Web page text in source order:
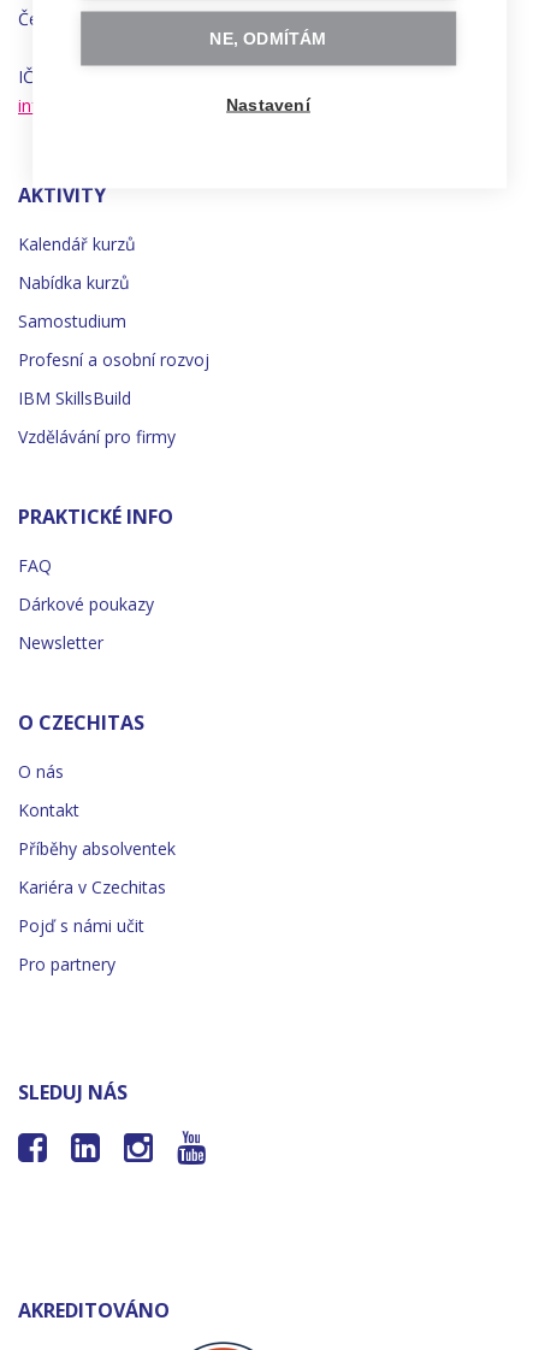
Česká republika
IČO 22834958 | DIČ CZ22834958
info@czechitas.cz
AKTIVITY
Kalendář kurzů
Nabídka kurzů
Samostudium
Profesní a osobní rozvoj
IBM SkillsBuild
Vzdělávání pro firmy
PRAKTICKÉ INFO
FAQ
Dárkové poukazy
Newsletter
O CZECHITAS
O nás
Kontakt
Příběhy absolventek
Kariéra v Czechitas
Pojď s námi učit
Pro partnery
SLEDUJ NÁS
   
AKREDITOVÁNO
NE, ODMÍTÁM
Nastavení